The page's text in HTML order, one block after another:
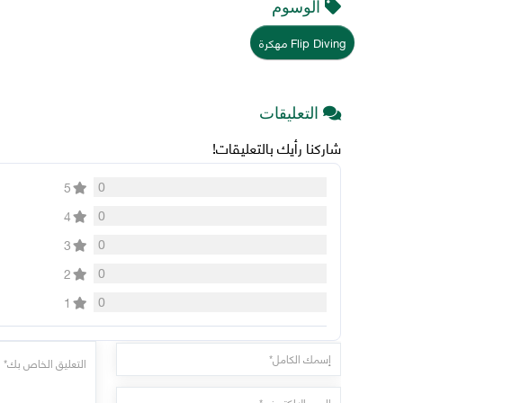
الوسوم
Flip Diving مهكرة
التعليقات
شاركنا رأيك بالتعليقات!
0
5
0
4
0
3
0
2
0
1